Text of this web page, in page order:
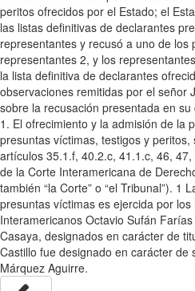
peritos ofrecidos por el Estado; el
las listas definitivas de declarantes
representantes y recusó a uno de los
representantes 2, y los
la lista definitiva de declarantes
observaciones remitidas por el señor
sobre la recusación presentada en su
1. El ofrecimiento y la admisión de la
presuntas víctimas, testigos y
artículos 35.1.f, 40.2.c, 41.1.c, 46,
de la Corte Interamericana de
también “la Corte” o “el Tribunal”). 1
presuntas víctimas es ejercida por
Interamericanos Octavio Sufán
Casaya, designados en carácter de
Castillo fue designado en carácter de
Márquez Aguirre.